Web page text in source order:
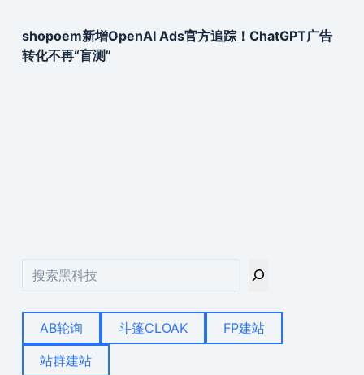
shopoem新增OpenAI Ads官方追踪！ChatGPT广告
转化不再“盲测”
AB轮询 斗篷CLOAK
FP建站
站群建站